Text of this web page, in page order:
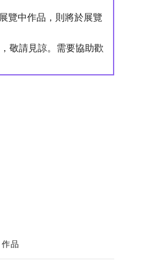
覽中作品，則將於展覽
敬請見諒。需要協助歡
品